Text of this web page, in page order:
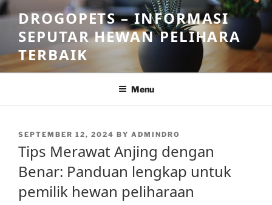
Skip
to
content
DROGOPETS – INFORMASI
SEPUTAR HEWAN PELIHARA
TERBAIK
Menu
POSTED
ON
SEPTEMBER 12, 2024 BY ADMINDRO
Tips Merawat Anjing dengan
Benar: Panduan lengkap untuk
pemilik hewan peliharaan